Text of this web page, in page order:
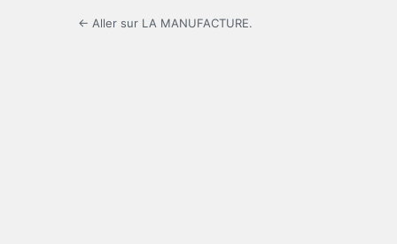
← Aller sur LA MANUFACTURE.